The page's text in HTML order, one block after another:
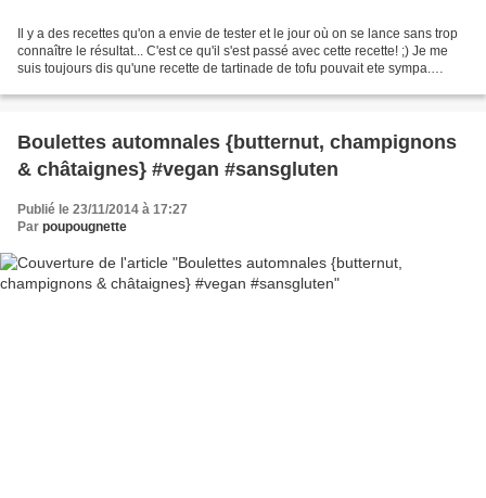
Il y a des recettes qu'on a envie de tester et le jour où on se lance sans trop
connaître le résultat... C'est ce qu'il s'est passé avec cette recette! ;) Je me
suis toujours dis qu'une recette de tartinade de tofu pouvait ete sympa.
Boulettes automnales {butternut, champignons
& châtaignes} #vegan #sansgluten
Publié le 23/11/2014 à 17:27
Par poupougnette